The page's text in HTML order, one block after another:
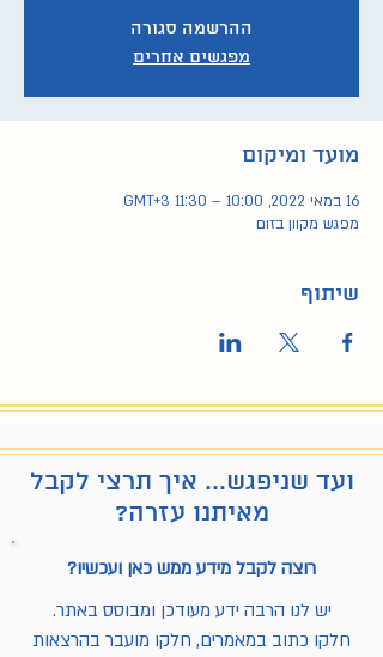
ההרשמה סגורה
מפגשים אחרים
מועד ומיקום
16 במאי 2022, 10:00 – 11:30 GMT‎+3‎
מפגש מקוון בזום
שיתוף
ועד שניפגש... איך תרצי לקבל
מאיתנו עזרה?
רוצה לקבל מידע ממש כאן ועכשיו?
יש לנו הרבה ידע מעודכן ומבוסס באתר.
חלקו כתוב במאמרים, חלקו מועבר בהרצאות